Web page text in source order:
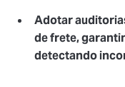
Adotar
de frete,
detectando